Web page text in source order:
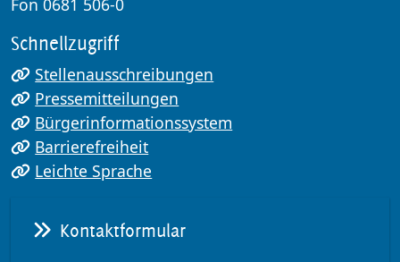
Schnellzugriff
Stellenausschreibungen
Pressemitteilungen
Bürgerinformationssystem
Barrierefreiheit
Leichte Sprache
Kontaktformular